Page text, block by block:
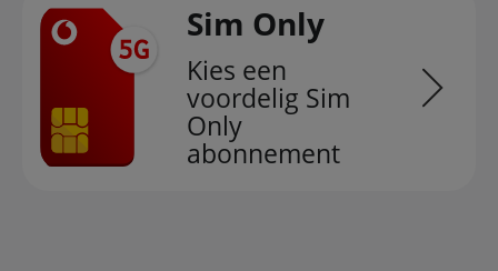
Sim Only
Kies een
voordelig Sim
Only
abonnement